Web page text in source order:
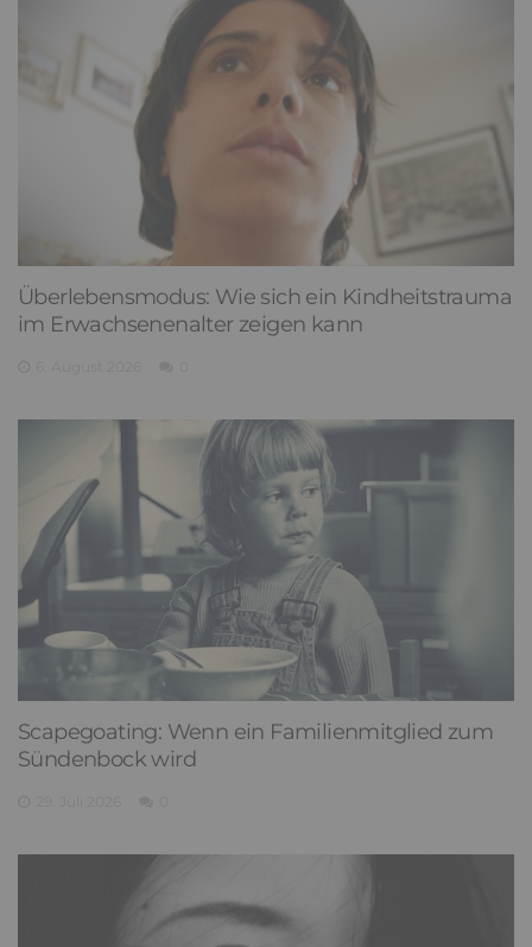
Überlebensmodus: Wie sich ein Kindheitstrauma
im Erwachsenenalter zeigen kann
Scapegoating: Wenn ein Familienmitglied zum
Sündenbock wird